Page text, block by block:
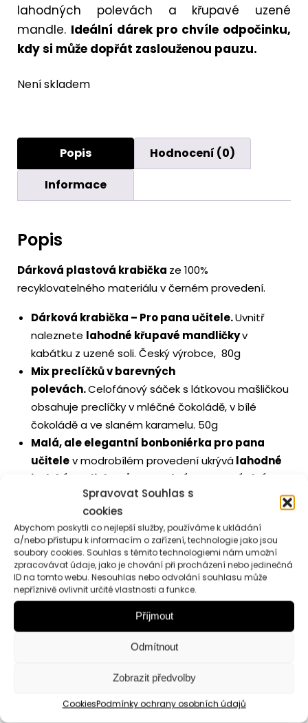
Spravovat Souhlas s
cookies
Abychom poskytli co nejlepší služby, používáme k ukládání
a/nebo přístupu k informacím o zařízení, technologie jako jsou
soubory cookies. Souhlas s těmito technologiemi nám umožní
zpracovávat údaje, jako je chování při procházení nebo jedinečná
ID na tomto webu. Nesouhlas nebo odvolání souhlasu může
nepříznivě ovlivnit určité vlastnosti a funkce.
Příjmout
Odmítnout
Zobrazit předvolby
CookiesPodmínky ochrany osobních údajů
lahodných polevách a křupavé uzené
mandle. Ideální dárek pro chvíle odpočinku,
kdy si může dopřát zaslouženou pauzu.
Není skladem
Popis
Hodnocení (0)
Informace
Popis
Dárková plastová krabička ze 100%
recyklovatelného materiálu v černém provedení.
Dárková krabička – Pro pana učitele.Uvnitř
naleznete lahodné křupavé mandličkyv
kabátku z uzené soli. Český výrobce, 80g
Mix preclíčků v barevných
polevách.Celofánový sáček s látkovou mašličkou
obsahuje preclíčky v mléčné čokoládě, v bílé
čokoládě a ve slaném karamelu. 50g
Malá, ale elegantní bonboniérka pro pana
učitelev modrobílém provedení ukrýválahodné
italské pralinky s jemnou krémovou náplní.
Design balení je laděn do školního stylu – zdobí jej
symboly jako pero, glóbus, číslice či kružítko – což z
něj činí ideální drobnýdárek pro učitele jako
poděkování na konci školního roku. 40g
Dárkové balení – ručně vázaná látková
mašle,sisalová vlákna jako dekorace,ozdobná
(je možné přidat osobní vzkaz,
který na kartičku ručně přepíšeme zlatým perem).
dostupný, vyhrazujeme si právo nahradit jej
produktem podobným ve stejné kvalitě.